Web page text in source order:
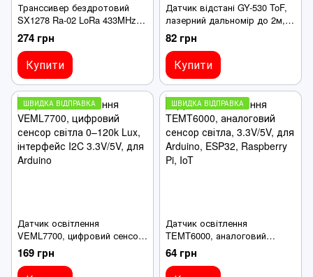
Транссивер бездротовий
SX1278 Ra-02 LoRa 433MHz,
для Arduino, ESP32, STM32,
IoT, радіозв’язку
274 грн
Купити
Датчик відстані GY-530 ToF,
лазерний дальномір до 2м,
I2C, для Arduino ESP32
дронів робототехніки
82 грн
Купити
ШВИДКА ВІДПРАВКА
Датчик освітлення
VEML7700, цифровий сенсор
світла 0–120k Lux, інтерфейс
I2C 3.3V/5V, для Arduino
169 грн
ШВИДКА ВІДПРАВКА
Датчик освітлення
TEMT6000, аналоговий
сенсор світла, 3.3V/5V, для
Arduino, ESP32, Raspberry Pi,
IoT
64 грн